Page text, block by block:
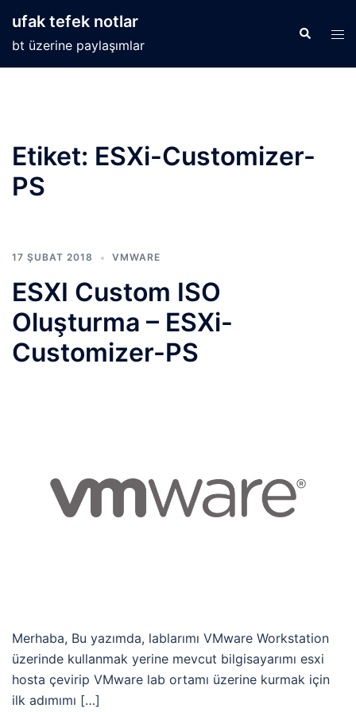
atlaufak tefek notlar
bt üzerine paylaşımlar
Search
Etiket: ESXi-Customizer-
PS
17 ŞUBAT 2018 VMWARE
ESXI Custom ISO
Oluşturma – ESXi-
Customizer-PS
Merhaba, Bu yazımda, lablarımı VMware Workstation
üzerinde kullanmak yerine mevcut bilgisayarımı esxi
hosta çevirip VMware lab ortamı üzerine kurmak için
ilk adımımı […]